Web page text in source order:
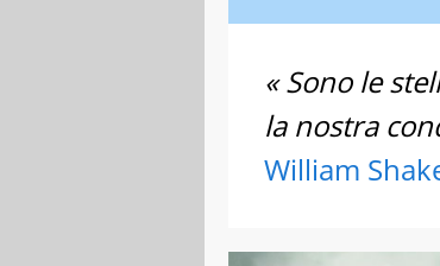
« Sono le
la nostra
William